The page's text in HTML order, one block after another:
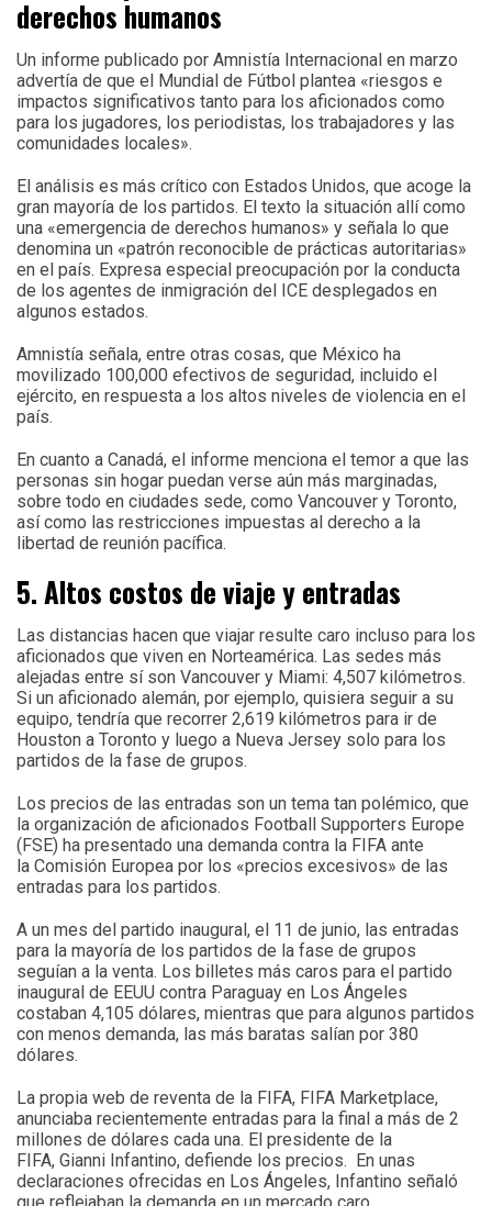
derechos humanos
Un informe publicado por Amnistía Internacional en marzo
advertía de que el Mundial de Fútbol plantea «riesgos e
impactos significativos tanto para los aficionados como
para los jugadores, los periodistas, los trabajadores y las
comunidades locales».
El análisis es más crítico con Estados Unidos, que acoge la
gran mayoría de los partidos. El texto la situación allí como
una «emergencia de derechos humanos» y señala lo que
denomina un «patrón reconocible de prácticas autoritarias»
en el país. Expresa especial preocupación por la conducta
de los agentes de inmigración del ICE desplegados en
algunos estados.
Amnistía señala, entre otras cosas, que México ha
movilizado 100,000 efectivos de seguridad, incluido el
ejército, en respuesta a los altos niveles de violencia en el
país.
En cuanto a Canadá, el informe menciona el temor a que las
personas sin hogar puedan verse aún más marginadas,
sobre todo en ciudades sede, como Vancouver y Toronto,
así como las restricciones impuestas al derecho a la
libertad de reunión pacífica.
5. Altos costos de viaje y entradas
Las distancias hacen que viajar resulte caro incluso para los
aficionados que viven en Norteamérica. Las sedes más
alejadas entre sí son Vancouver y Miami: 4,507 kilómetros.
Si un aficionado alemán, por ejemplo, quisiera seguir a su
equipo, tendría que recorrer 2,619 kilómetros para ir de
Houston a Toronto y luego a Nueva Jersey solo para los
partidos de la fase de grupos.
Los precios de las entradas son un tema tan polémico, que
la organización de aficionados Football Supporters Europe
(FSE) ha presentado una demanda contra la FIFA ante
la Comisión Europea por los «precios excesivos» de las
entradas para los partidos.
A un mes del partido inaugural, el 11 de junio, las entradas
para la mayoría de los partidos de la fase de grupos
seguían a la venta. Los billetes más caros para el partido
inaugural de EEUU contra Paraguay en Los Ángeles
costaban 4,105 dólares, mientras que para algunos partidos
con menos demanda, las más baratas salían por 380
dólares.
La propia web de reventa de la FIFA, FIFA Marketplace,
anunciaba recientemente entradas para la final a más de 2
millones de dólares cada una. El presidente de la
FIFA, Gianni Infantino, defiende los precios. En unas
declaraciones ofrecidas en Los Ángeles, Infantino señaló